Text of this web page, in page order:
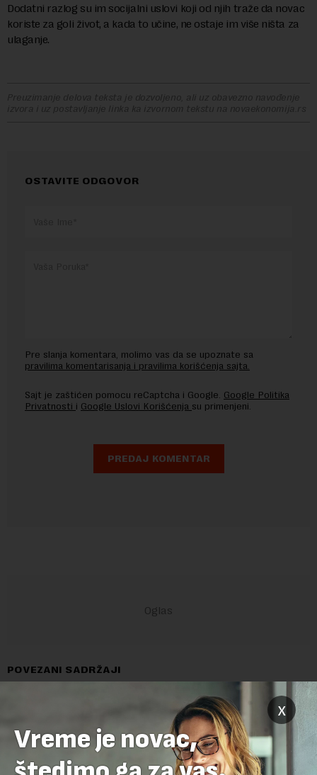
Dodatni razlog su im socijalni uslovi koji od njih traže da novac
koriste za goli život, a kada to učine, ne ostaje im više ništa za
ulaganje.
Preuzimanje delova teksta je dozvoljeno, ali uz obavezno navođenje
izvora i uz postavljanje linka ka izvornom tekstu na novaekonomija.rs
OSTAVITE ODGOVOR
Pre slanja komentara, molimo vas da se upoznate sa
pravilima komentarisanja i pravilima korišćenja sajta.
Sajt je zaštićen pomocu reCaptcha i Google. Google Politika
Privatnosti i Google Uslovi Korišćenja su primenjeni.
POVEZANI SADRŽAJI
x
Vreme je novac,